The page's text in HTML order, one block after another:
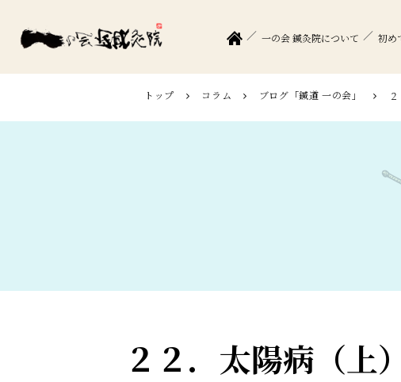
一の会 鍼灸院について 初め
トップ コラム ブログ「鍼道 ⼀の会」
２２．太陽病（